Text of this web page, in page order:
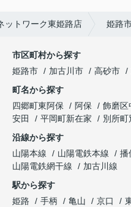
ットワーク東姫路店 姫路
市区町村から探す
姫路市
加古川市 高砂市
町名から探す
四郷町東阿保
阿保 飾磨区
安田
平岡町新在家 別所町
沿線から探す
山陽本線
山陽電鉄本線 播
山陽電鉄網干線
加古川線
駅から探す
姫路
手柄 亀山 京口